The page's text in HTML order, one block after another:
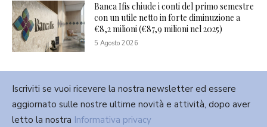
Banca Ifis chiude i conti del primo semestre
con un utile netto in forte diminuzione a
€8,2 milioni (€87,9 milioni nel 2025)
5 Agosto 2026
Iscriviti se vuoi ricevere la nostra newsletter ed essere
aggiornato sulle nostre ultime novità e attività, dopo aver
letto la nostra Informativa privacy